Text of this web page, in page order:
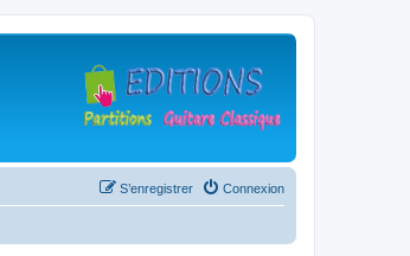
Connexion
S’enregistrer